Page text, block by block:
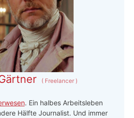
(Freelancer )
. Ein halbes Arbeitsleben
Hälfte Journalist. Und immer